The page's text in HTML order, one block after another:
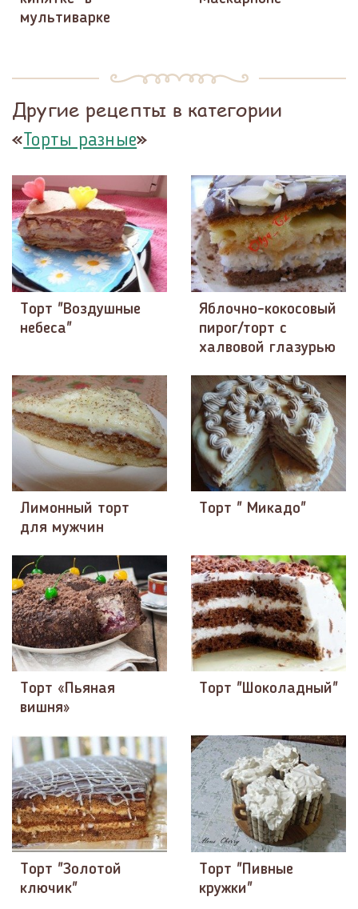
мультиварке
Другие рецепты в категории
« Торты разные»
Торт "Воздушные
небеса"
Яблочно-кокосовый
пирог/торт с
халвовой глазурью
Лимонный торт
для мужчин
Торт " Микадо"
Торт «Пьяная
вишня»
Торт "Шоколадный"
Торт "Золотой
ключик"
Торт "Пивные
кружки"